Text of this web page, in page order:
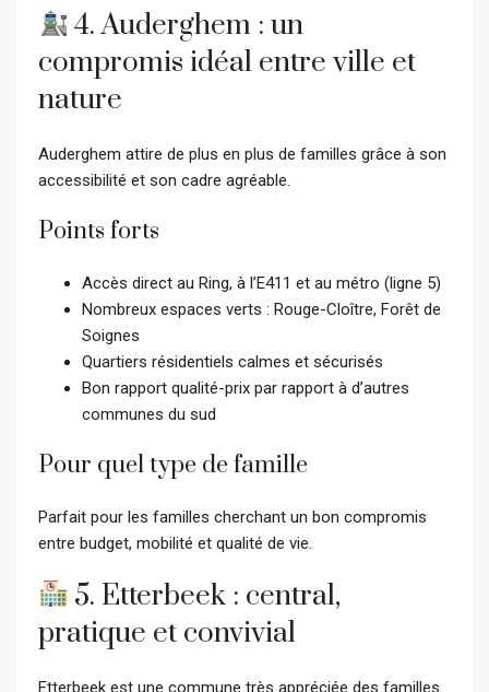
4. Auderghem : un
compromis idéal entre ville et
nature
Auderghem attire de plus en plus de familles grâce à son
accessibilité et son cadre agréable.
Points forts
Accès direct au Ring, à l’E411 et au métro (ligne 5)
Nombreux espaces verts : Rouge-Cloître, Forêt de
Soignes
Quartiers résidentiels calmes et sécurisés
Bon rapport qualité-prix par rapport à d’autres
communes du sud
Pour quel type de famille
Parfait pour les familles cherchant un bon compromis
entre budget, mobilité et qualité de vie.
5. Etterbeek : central,
pratique et convivial
Etterbeek est une commune très appréciée des familles